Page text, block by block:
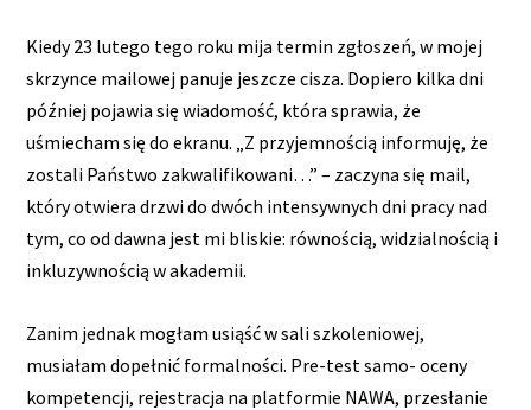
Kiedy 23 lutego tego roku mija termin zgłoszeń, w mojej
skrzynce mailowej panuje jeszcze cisza. Dopiero kilka dni
później pojawia się wiadomość, która sprawia, że
uśmiecham się do ekranu. „Z przyjemnością informuję, że
zostali Państwo zakwalifikowani…” – zaczyna się mail,
który otwiera drzwi do dwóch intensywnych dni pracy nad
tym, co od dawna jest mi bliskie: równością, widzialnością i
inkluzywnością w akademii.
Zanim jednak mogłam usiąść w sali szkoleniowej,
musiałam dopełnić formalności. Pre-test samo- oceny
kompetencji, rejestracja na platformie NAWA, przesłanie